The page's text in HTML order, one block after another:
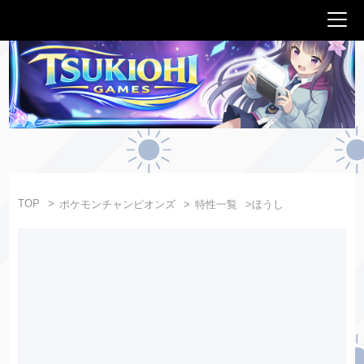
TOP ポケモンチャンピオンズ 特性一覧 ほうし